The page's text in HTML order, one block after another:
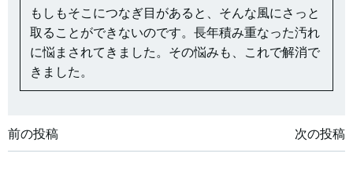
もしもそこにつなぎ目があると、そんな風にさっと
取ることができないのです。長年積み重なった汚れ
に悩まされてきました。その悩みも、これで解消で
きました。
投
前の投稿 次の投稿